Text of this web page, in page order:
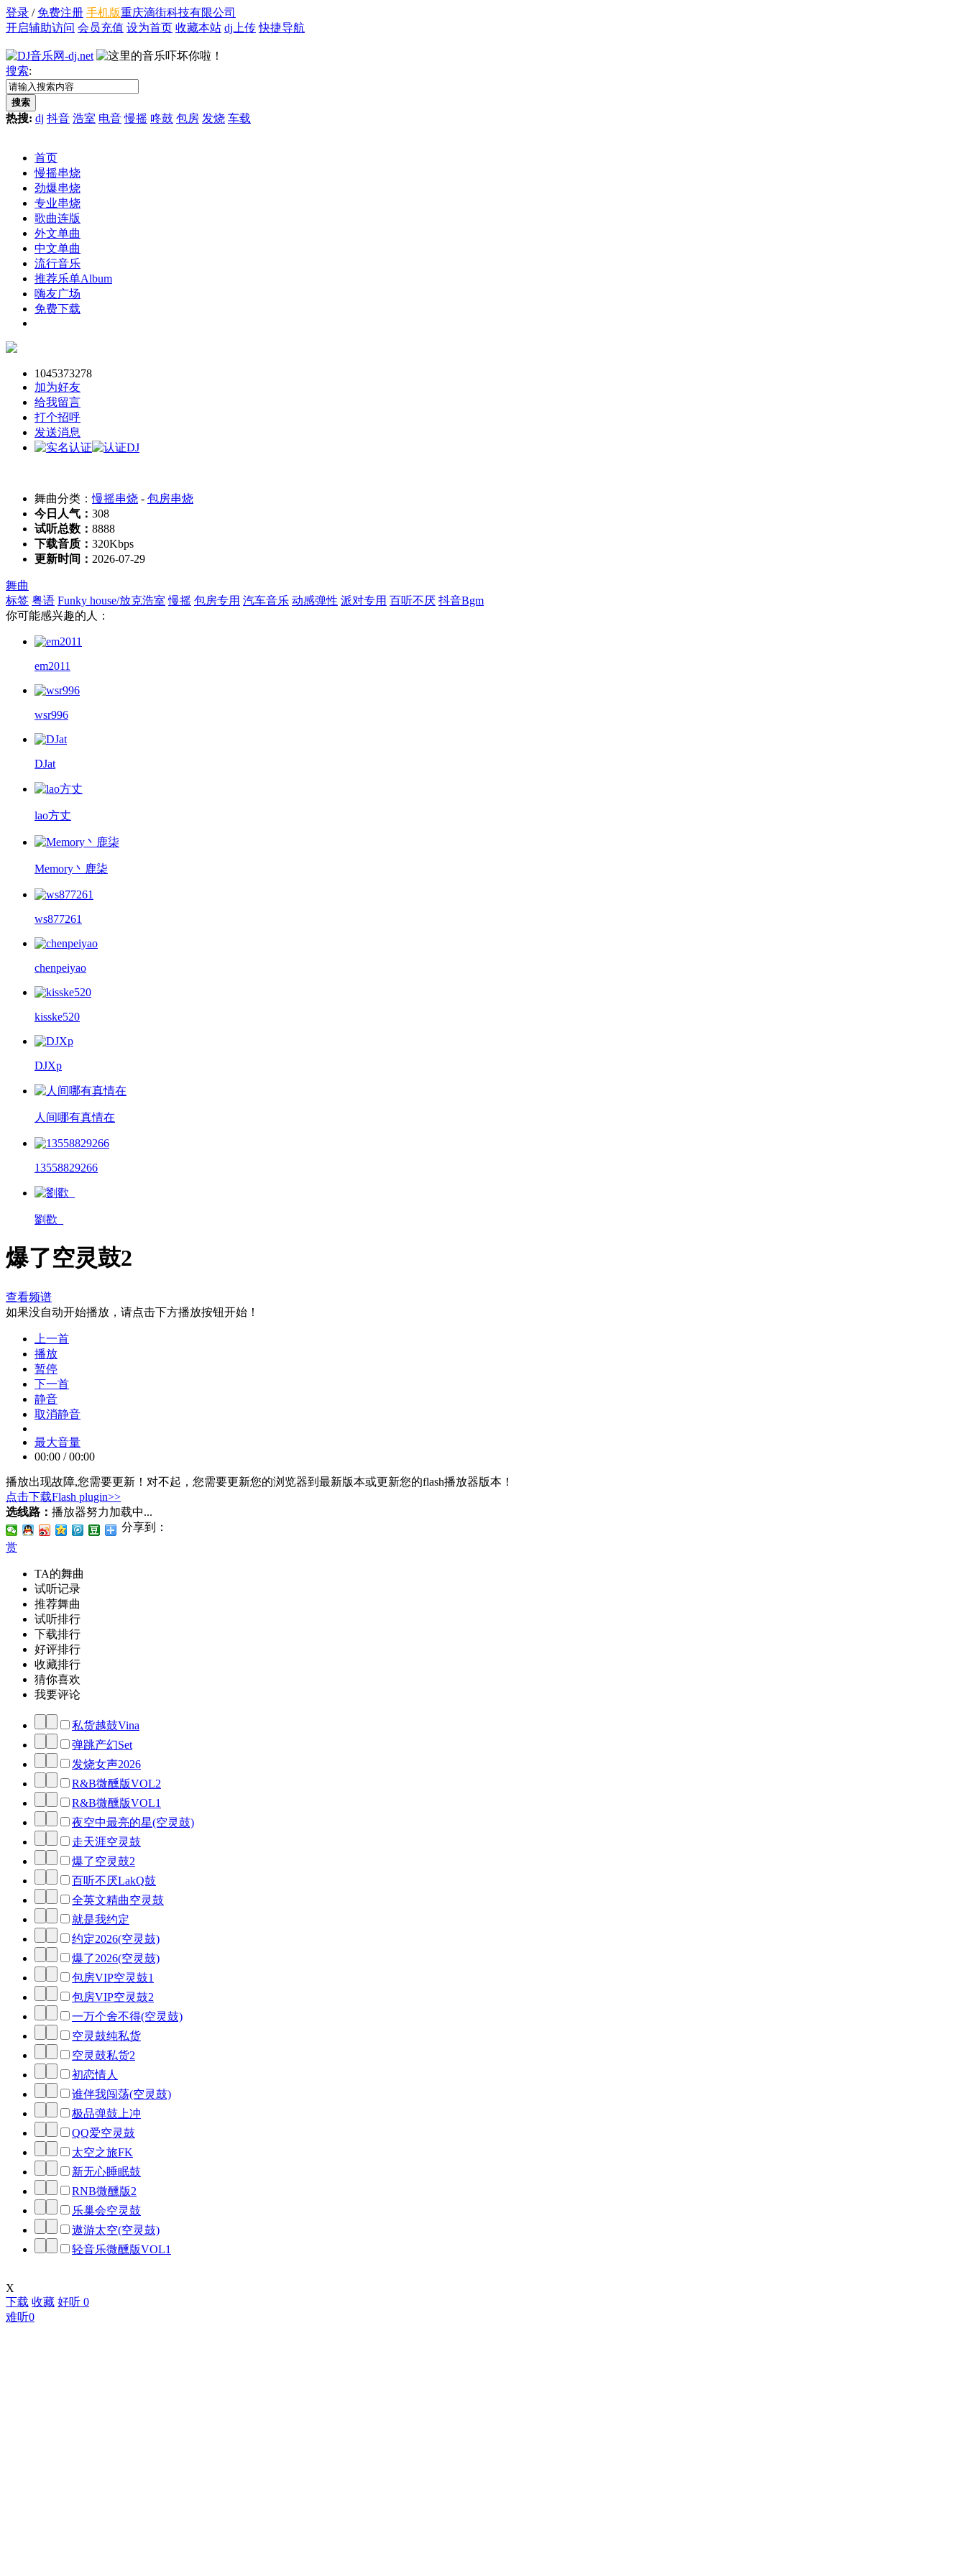
登录 / 免费注册 手机版重庆滴街科技有限公司
开启辅助访问 会员充值 设为首页 收藏本站 dj上传 快捷导航
搜索:
搜索
热搜: dj 抖音 浩室 电音 慢摇 咚鼓 包房 发烧 车载
首页
慢摇串烧
劲爆串烧
专业串烧
歌曲连版
外文单曲
中文单曲
流行音乐
推荐乐单Album
嗨友广场
免费下载
1045373278
加为好友
给我留言
打个招呼
发送消息
舞曲分类：慢摇串烧 - 包房串烧
今日人气： 308
试听总数： 8888
下载音质： 320Kbps
更新时间： 2026-07-29
舞曲
标签 粤语 Funky house/放克浩室 慢摇 包房专用 汽车音乐 动感弹性 派对专用 百听不厌 抖音Bgm
你可能感兴趣的人：
em2011
wsr996
DJat
lao方丈
Memory丶鹿柒
ws877261
chenpeiyao
kisske520
DJXp
人间哪有真情在
13558829266
劉歡_
爆了空灵鼓2
查看频谱
如果没自动开始播放，请点击下方播放按钮开始！
上一首
播放
暂停
下一首
静音
取消静音
最大音量
00:00 / 00:00
播放出现故障,您需要更新！ 对不起，您需要更新您的浏览器到最新版本或更新您的flash播放器版本！
点击下载Flash plugin>>
选线路： 播放器努力加载中...
分享到：
赏
TA的舞曲
试听记录
推荐舞曲
试听排行
下载排行
好评排行
收藏排行
猜你喜欢
我要评论
私货越鼓Vina
弹跳产幻Set
发烧女声2026
R&B微醺版VOL2
R&B微醺版VOL1
夜空中最亮的星(空灵鼓)
走天涯空灵鼓
爆了空灵鼓2
百听不厌LakQ鼓
全英文精曲空灵鼓
就是我约定
约定2026(空灵鼓)
爆了2026(空灵鼓)
包房VIP空灵鼓1
包房VIP空灵鼓2
一万个舍不得(空灵鼓)
空灵鼓纯私货
空灵鼓私货2
初恋情人
谁伴我闯荡(空灵鼓)
极品弹鼓上冲
QQ爱空灵鼓
太空之旅FK
新无心睡眠鼓
RNB微醺版2
乐巢会空灵鼓
遨游太空(空灵鼓)
轻音乐微醺版VOL1
X
下载 收藏 好听 0
难听0